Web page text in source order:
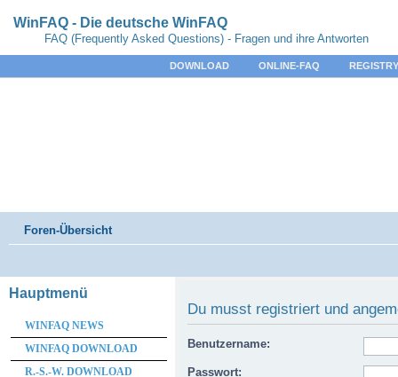
WinFAQ - Die deutsche WinFAQ
FAQ (Frequently Asked Questions) - Fragen und ihre Antworten
DOWNLOAD ONLINE-FAQ
Foren-Übersicht
Du musst registriert und
Benutzername:
Passwort:
Hauptmenü
WINFAQ NEWS
WINFAQ DOWNLOAD
R.-S.-W. DOWNLOAD